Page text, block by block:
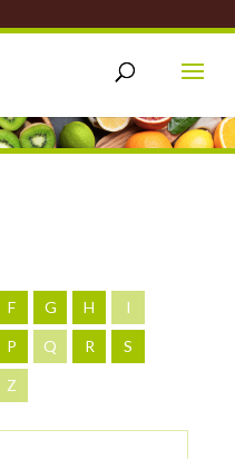
F G H I
P Q R S
Z